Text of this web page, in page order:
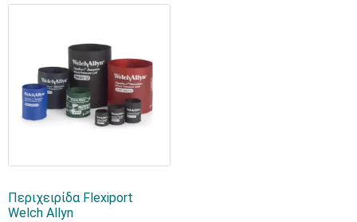
Περιχειρίδα Flexiport
Welch Allyn